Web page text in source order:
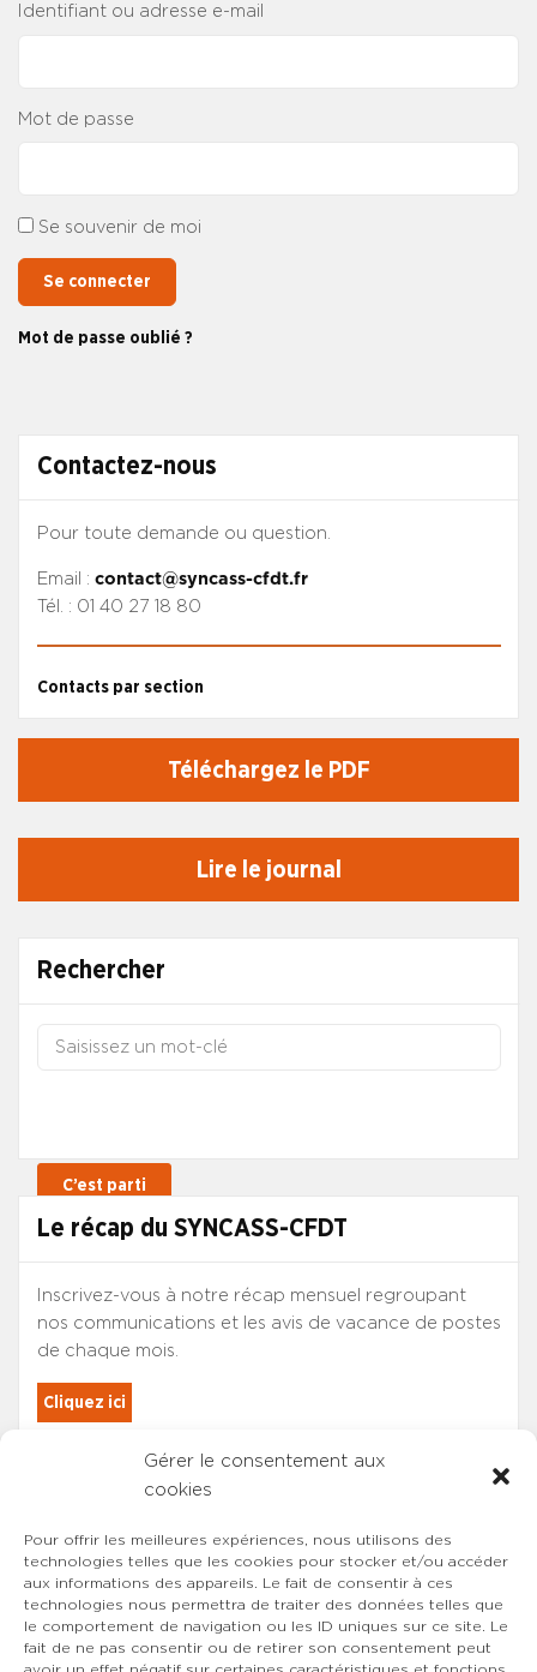
Gérer le consentement aux
cookies
Pour offrir les meilleures expériences, nous utilisons des
technologies telles que les cookies pour stocker et/ou accéder
aux informations des appareils. Le fait de consentir à ces
technologies nous permettra de traiter des données telles que
le comportement de navigation ou les ID uniques sur ce site. Le
fait de ne pas consentir ou de retirer son consentement peut
Contactez-nous
Pour toute demande ou question.
Email : contact@syncass-cfdt.fr
Tél. : 01 40 27 18 80
Contacts par section
Identifiant ou adresse e-mail
Mot de passe
Se souvenir de moi
Se connecter
Mot de passe oublié ?
Téléchargez le PDF
Lire le journal
Rechercher
Le récap du SYNCASS-CFDT
Inscrivez-vous à notre récap mensuel regroupant
nos communications et les avis de vacance de postes
de chaque mois.
Cliquez ici
Les adhérents du SYNCASS-CFDT
sont automatiquement inscrits.